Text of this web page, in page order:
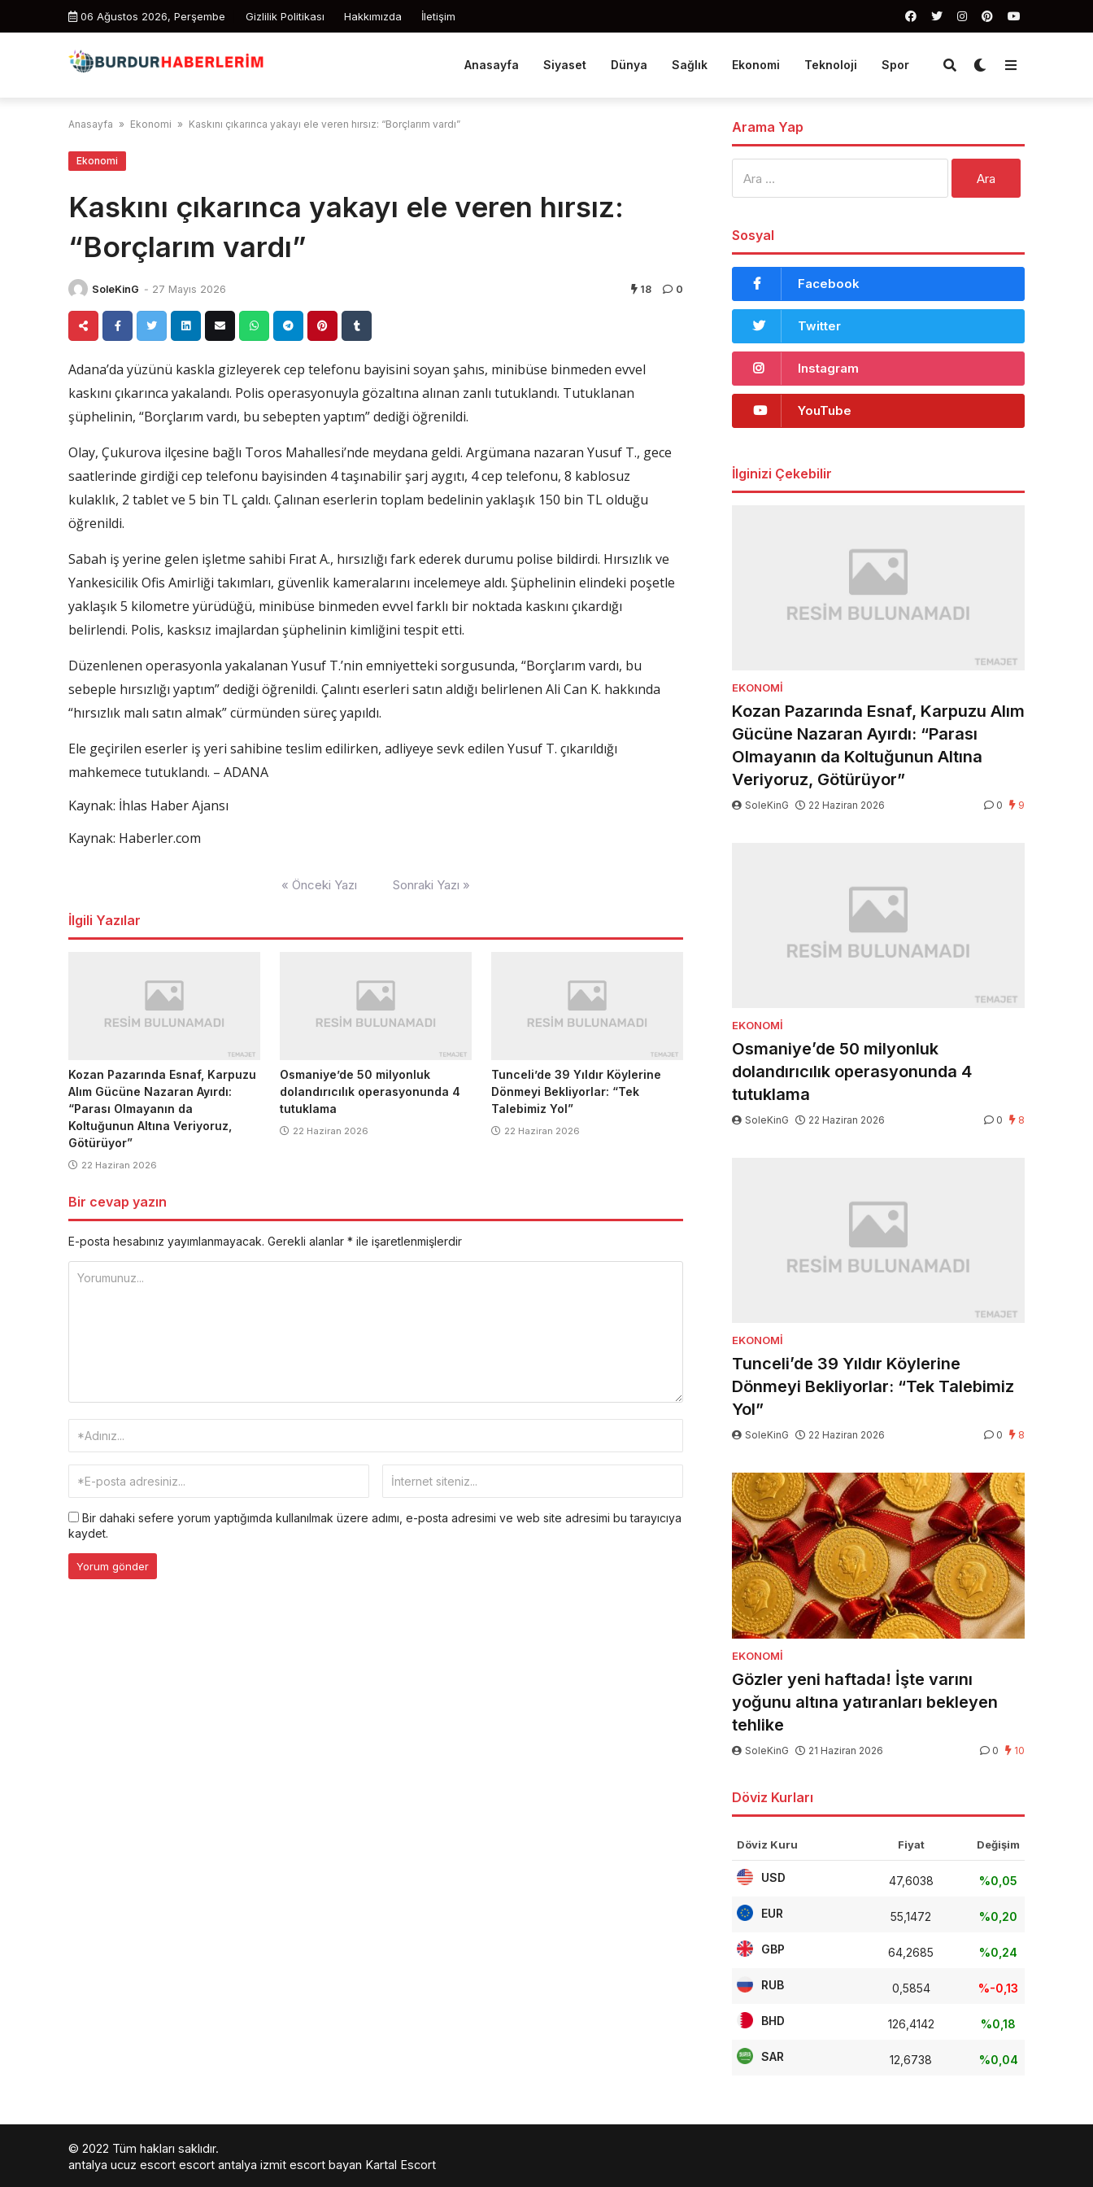
06 Ağustos 2026, Perşembe Gizlilik Politikası Hakkımızda İletişim
Anasayfa Siyaset Dünya Sağlık Ekonomi Teknoloji Spor
Anasayfa » Ekonomi » Kaskını çıkarınca yakayı ele veren hırsız: “Borçlarım vardı”
Ekonomi
Kaskını çıkarınca yakayı ele veren hırsız:
“Borçlarım vardı”
SoleKinG - 27 Mayıs 2026 18 0
Adana’da yüzünü kaskla gizleyerek cep telefonu bayisini soyan şahıs, minibüse binmeden evvel
kaskını çıkarınca yakalandı. Polis operasyonuyla gözaltına alınan zanlı tutuklandı. Tutuklanan
şüphelinin, “Borçlarım vardı, bu sebepten yaptım” dediği öğrenildi.
Olay, Çukurova ilçesine bağlı Toros Mahallesi’nde meydana geldi. Argümana nazaran Yusuf T., gece
saatlerinde girdiği cep telefonu bayisinden 4 taşınabilir şarj aygıtı, 4 cep telefonu, 8 kablosuz
kulaklık, 2 tablet ve 5 bin TL çaldı. Çalınan eserlerin toplam bedelinin yaklaşık 150 bin TL olduğu
öğrenildi.
Sabah iş yerine gelen işletme sahibi Fırat A., hırsızlığı fark ederek durumu polise bildirdi. Hırsızlık ve
Yankesicilik Ofis Amirliği takımları, güvenlik kameralarını incelemeye aldı. Şüphelinin elindeki poşetle
yaklaşık 5 kilometre yürüdüğü, minibüse binmeden evvel farklı bir noktada kaskını çıkardığı
belirlendi. Polis, kasksız imajlardan şüphelinin kimliğini tespit etti.
Düzenlenen operasyonla yakalanan Yusuf T.’nin emniyetteki sorgusunda, “Borçlarım vardı, bu
sebeple hırsızlığı yaptım” dediği öğrenildi. Çalıntı eserleri satın aldığı belirlenen Ali Can K. hakkında
“hırsızlık malı satın almak” cürmünden süreç yapıldı.
Ele geçirilen eserler iş yeri sahibine teslim edilirken, adliyeye sevk edilen Yusuf T. çıkarıldığı
mahkemece tutuklandı. – ADANA
Kaynak: İhlas Haber Ajansı
Kaynak: Haberler.com
« Önceki Yazı Sonraki Yazı »
İlgili Yazılar
Kozan Pazarında Esnaf, Karpuzu
Alım Gücüne Nazaran Ayırdı:
“Parası Olmayanın da
Koltuğunun Altına Veriyoruz,
Götürüyor”
22 Haziran 2026
Osmaniye’de 50 milyonluk
dolandırıcılık operasyonunda 4
tutuklama
22 Haziran 2026
Tunceli’de 39 Yıldır Köylerine
Dönmeyi Bekliyorlar: “Tek
Talebimiz Yol”
22 Haziran 2026
Bir cevap yazın
E-posta hesabınız yayımlanmayacak. Gerekli alanlar * ile işaretlenmişlerdir
Bir dahaki sefere yorum yaptığımda kullanılmak üzere adımı, e-posta adresimi ve web site adresimi bu tarayıcıya
kaydet.
Arama Yap
Sosyal
Facebook
Twitter
Instagram
YouTube
İlginizi Çekebilir
EKONOMI
Kozan Pazarında Esnaf, Karpuzu Alım
Gücüne Nazaran Ayırdı: “Parası
Olmayanın da Koltuğunun Altına
Veriyoruz, Götürüyor”
SoleKinG 22 Haziran 2026 0 9
EKONOMI
Osmaniye’de 50 milyonluk
dolandırıcılık operasyonunda 4
tutuklama
SoleKinG 22 Haziran 2026 0 8
EKONOMI
Tunceli’de 39 Yıldır Köylerine
Dönmeyi Bekliyorlar: “Tek Talebimiz
Yol”
SoleKinG 22 Haziran 2026 0 8
EKONOMI
Gözler yeni haftada! İşte varını
yoğunu altına yatıranları bekleyen
tehlike
SoleKinG 21 Haziran 2026 0 10
Döviz Kurları
Döviz Kuru Fiyat Değişim
USD 47,6038 %0,05
EUR 55,1472 %0,20
GBP 64,2685 %0,24
RUB 0,5854 %-0,13
BHD 126,4142 %0,18
SAR 12,6738 %0,04
© 2022 Tüm hakları saklıdır.
antalya ucuz escort escort antalya izmit escort bayan Kartal Escort